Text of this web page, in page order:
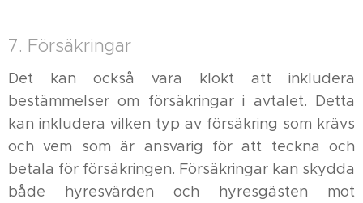
7. Försäkringar
Det kan också vara klokt att inkludera
bestämmelser om försäkringar i avtalet. Detta
kan inkludera vilken typ av försäkring som krävs
och vem som är ansvarig för att teckna och
betala för försäkringen. Försäkringar kan skydda
både hyresvärden och hyresgästen mot